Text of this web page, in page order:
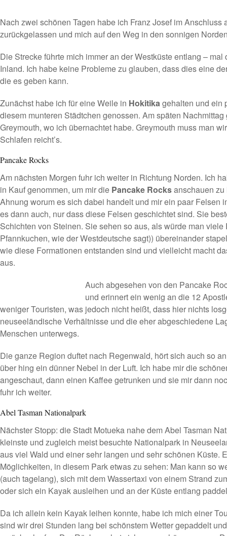
Nach zwei schönen Tagen habe ich Franz Josef im Anschluss
zurückgelassen und mich auf den Weg in den sonnigen
Die Strecke führte mich immer an der Westküste entlang – mal
Inland. Ich habe keine Probleme zu glauben, dass dies eine
die es geben kann.
Zunächst habe ich für eine Weile in Hokitikagehalten und ein
diesem munteren Städtchen genossen. Am späten
Greymouth, wo ich übernachtet habe. Greymouth muss man
Schlafen reicht’s.
Pancake Rocks
Am nächsten Morgen fuhr ich weiter in Richtung Norden. Ich
in Kauf genommen, um mir die Pancake Rocksanschauen
Ahnung worum es sich dabei handelt und mir ein paar Felsen
es dann auch, nur dass diese Felsen geschichtet sind. Sie
Schichten von Steinen. Sie sehen so aus, als würde man
Pfannkuchen, wie der Westdeutsche sagt)) übereinander
wie diese Formationen entstanden sind und vielleicht macht
aus.
Auch abgesehen von den Pancake
und erinnert ein wenig an die 12
weniger Touristen, was jedoch nicht heißt, dass hier nichts
neuseeländische Verhältnisse und die eher abgeschiedene
Menschen unterwegs.
Die ganze Region duftet nach Regenwald, hört sich auch so
über hing ein dünner Nebel in der Luft. Ich habe mir die
angeschaut, dann einen Kaffee getrunken und sie mir dann
fuhr ich weiter.
Abel Tasman Nationalpark
Nächster Stopp: die Stadt Motueka nahe dem Abel Tasman
kleinste und zugleich meist besuchte Nationalpark in
aus viel Wald und einer sehr langen und sehr schönen Küste.
Möglichkeiten, in diesem Park etwas zu sehen: Man kann so
(auch tagelang), sich mit dem Wassertaxi von einem Strand
oder sich ein Kayak ausleihen und an der Küste entlang
Da ich allein kein Kayak leihen konnte, habe ich mich einer
sind wir drei Stunden lang bei schönstem Wetter gepaddelt